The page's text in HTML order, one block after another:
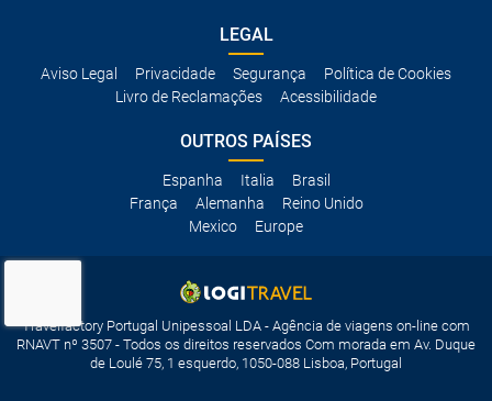
LEGAL
Aviso Legal Privacidade Segurança
Política de Cookies
Livro de Reclamações
Acessibilidade
OUTROS PAÍSES
Espanha Italia
Brasil
França
Alemanha
Reino Unido
Mexico
Europe
Travelfactory Portugal Unipessoal LDA - Agência de viagens on-line com
RNAVT nº 3507 - Todos os direitos reservados Com morada em Av. Duque
de Loulé 75, 1 esquerdo, 1050-088 Lisboa, Portugal